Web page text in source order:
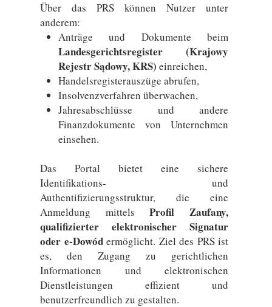
Über das PRS können Nutzer unter
anderem:
Anträge und Dokumente beim
Landesgerichtsregister (Krajowy
Rejestr Sądowy, KRS) einreichen,
Handelsregisterauszüge abrufen,
Insolvenzverfahren überwachen,
Jahresabschlüsse und andere
Finanzdokumente von Unternehmen
einsehen.
Das Portal bietet eine sichere
Identifikations- und
Authentifizierungsstruktur, die eine
Anmeldung mittelsProfil Zaufany,
qualifizierter elektronischer Signatur
oder e-Dowódermöglicht. Ziel des PRS ist
es, den Zugang zu gerichtlichen
Informationen und elektronischen
Dienstleistungen effizient und
benutzerfreundlich zu gestalten.